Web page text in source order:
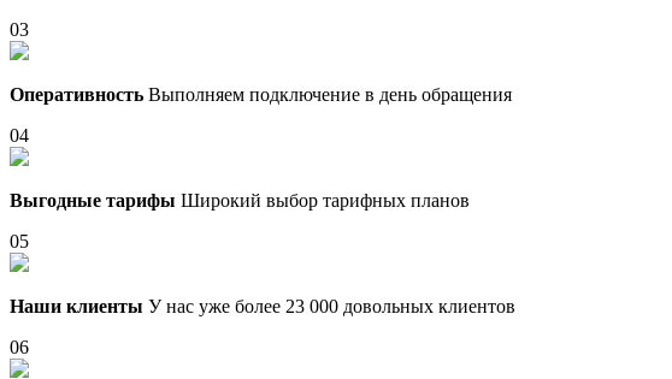
03
Оперативность Выполняем подключение в день обращения
04
Выгодные тарифы Широкий выбор тарифных планов
05
Наши клиенты У нас уже более 23 000 довольных клиентов
06